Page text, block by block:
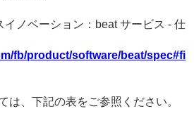
ノベーション：beat サービス - 仕
fb/product/software/beat/spec#fi
は、下記の表をご参照ください。